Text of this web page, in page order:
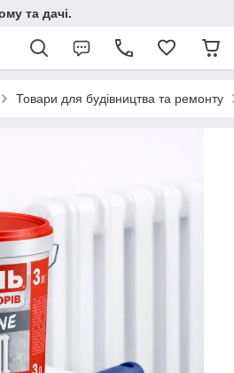
та дачі.
Товари для будівництва та ремонту